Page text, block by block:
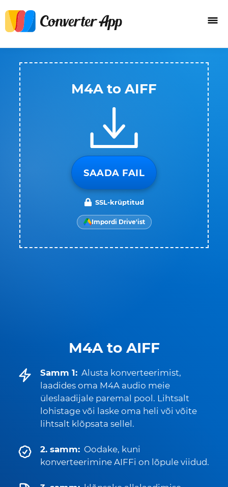
M4A to AIFF
Samm 1: Alusta konverteerimist,
laadides oma M4A audio meie
üleslaadijale paremal pool. Lihtsalt
lohistage või laske oma heli või võite
lihtsalt klõpsata sellel.
2. samm: Oodake, kuni
konverteerimine AIFFi on lõpule viidud.
M4A to AIFF
SAADA FAIL
SSL-krüptitud
Impordi Drive'ist